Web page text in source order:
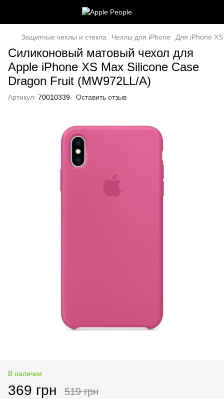
Защитные чехлы и стекла Чехлы для iPhone Для iPhone
Силиконовый матовый чехол для
Apple iPhone XS Max Silicone Case
Dragon Fruit (MW972LL/A)
Артикул: 70010339 Оставить отзыв
В наличии
369 грн 519 грн